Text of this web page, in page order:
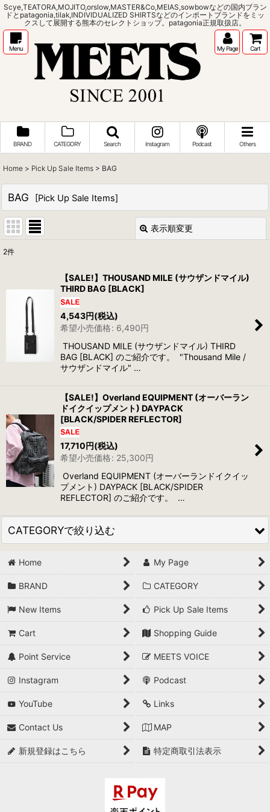
Scye,TEATORA,MOJITO,orslow,MASTER&Co,MEIAS,sowbowなどの国内ブラン
ドとpatagonia,tilak,INDIVIDUALIZED SHIRTSなどのインポートブランドをミッ
クスして展開する熊本のセレクトショップ。patagonia正規取扱店。
Menu My Page Cart
BRAND CATEGORY Search Instagram Podcast Others
Home > Pick Up Sale Items > BAG
BAG [Pick Up Sale Items]
表示順変更
並び順
絞り込む
2件
【SALE!】THOUSAND MILE (サウザンドマイル)
THIRD BAG [BLACK]
4,543円(税込)
希望小売価格: 6,490円
THOUSAND MILE (サウザンドマイル) THIRD
BAG [BLACK] のご紹介です。 "Thousand Mile /
サウザンドマイル" …
【SALE!】Overland EQUIPMENT (オーバーラン
ドイクイップメント) DAYPACK
[BLACK/SPIDER REFLECTOR]
17,710円(税込)
希望小売価格: 25,300円
Overland EQUIPMENT (オーバーランドイクイッ
プメント) DAYPACK [BLACK/SPIDER
REFLECTOR] のご紹介です。 …
CATEGORYで絞り込む
JACKET
OUTDOOR JACKET&VEST
VEST
SHIRTS
CUT & SEWN
SWEAT
Home My Page
BRAND CATEGORY
New Items Pick Up Sale Items
Cart Shopping Guide
Point Service MEETS VOICE
Instagram Podcast
YouTube Links
Contact Us MAP
新規登録はこちら 特定商取引法表示